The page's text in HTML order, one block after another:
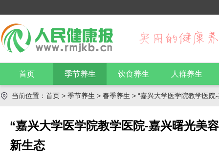
首页 季节养生 饮食养生 人群养生
当前位置： 首页 > 季节养生 > 春季养生 > “嘉兴大学医学院教学医
“嘉兴大学医学院教学医院-嘉兴曙光美
新生态